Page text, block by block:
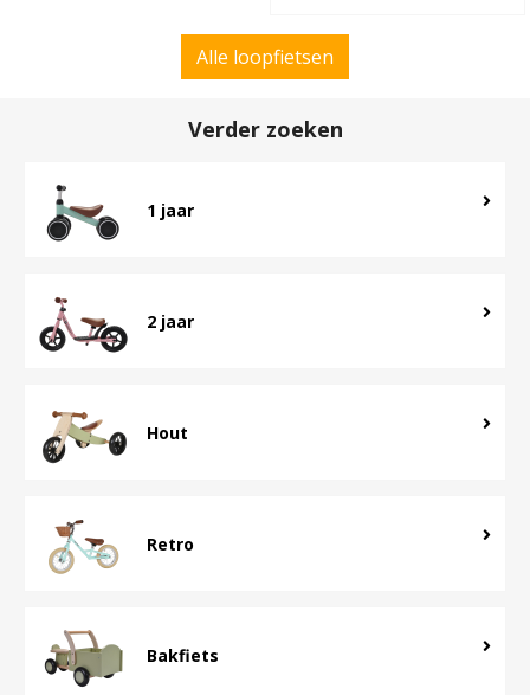
Alle loopfietsen
Verder zoeken
1 jaar
2 jaar
Hout
Retro
Bakfiets